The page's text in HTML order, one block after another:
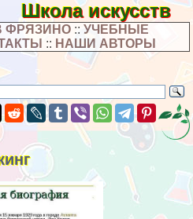
Школа искусств
ФРЯЗИНО ::УЧЕБНЫЕ
:: НАШИ АВТОРЫ